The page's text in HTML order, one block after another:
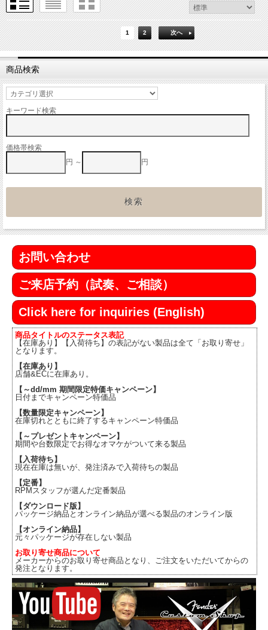
1 2 次へ
商品検索
キーワード検索
価格帯検索
円 ～
円
お問い合わせ
ご来店予約（試奏、ご相談）
Click here for inquiries (English)
商品タイトルのステータス表記
【在庫あり】【入荷待ち】の表記がない製品は全て「お取り寄せ」
となります。
【在庫あり】
店舗&ECに在庫あり。
【～dd/mm 期間限定特価キャンペーン】
日付までキャンペーン特価品
【数量限定キャンペーン】
在庫切れとともに終了するキャンペーン特価品
【～プレゼントキャンペーン】
期間や台数限定でお得なオマケがついて来る製品
【入荷待ち】
現在在庫は無いが、発注済みで入荷待ちの製品
【定番】
RPMスタッフが選んだ定番製品
【ダウンロード版】
パッケージ納品とオンライン納品が選べる製品のオンライン版
【オンライン納品】
元々パッケージが存在しない製品
お取り寄せ商品について
メーカーからのお取り寄せ商品となり、ご注文をいただいてからの
発注となります。